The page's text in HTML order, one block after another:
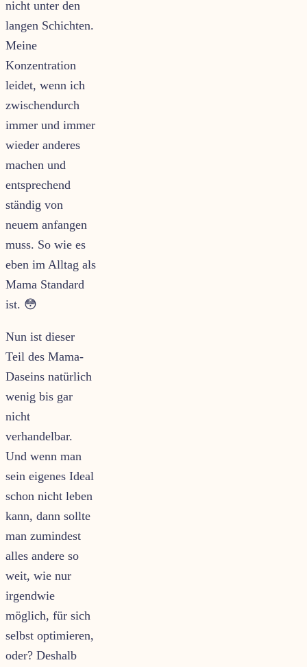
nicht unter den
langen Schichten.
Meine
Konzentration
leidet, wenn ich
zwischendurch
immer und immer
wieder anderes
machen und
entsprechend
ständig von
neuem anfangen
muss. So wie es
eben im Alltag als
Mama Standard
ist. 😳
Nun ist dieser
Teil des Mama-
Daseins natürlich
wenig bis gar
nicht
verhandelbar.
Und wenn man
sein eigenes Ideal
schon nicht leben
kann, dann sollte
man zumindest
alles andere so
weit, wie nur
irgendwie
möglich, für sich
selbst optimieren,
oder? Deshalb